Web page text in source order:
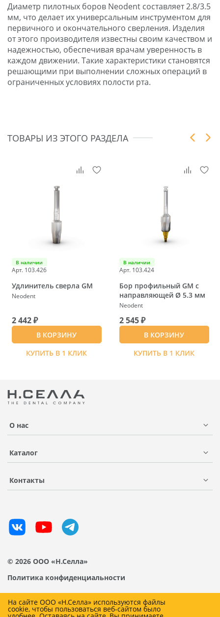
Диаметр пилотных боров Neodent составляет 2.8/3.5
мм, что делает их универсальным инструментом для
первичного и окончательного сверления. Изделия
от этого производителя известны своим качеством и
надежностью, обеспечивая врачам уверенность в
каждом движении. Такие характеристики становятся
решающими при выполнении сложных операций в
ограниченных условиях полости рта.
ТОВАРЫ ИЗ ЭТОГО РАЗДЕЛА
В наличии
Арт. 103.426
Удлинитель сверла GM
Neodent
2 442 ₽
В КОРЗИНУ
КУПИТЬ В 1 КЛИК
В наличии
Арт. 103.424
Бор профильный GМ с
направляющей Ø 5.3 мм
Neodent
2 545 ₽
В КОРЗИНУ
КУПИТЬ В 1 КЛИК
О нас
Каталог
Контакты
© 2026 ООО «Н.Селла»
Политика конфиденциальности
На сайте ООО «Н.Селла» используются файлы
cookie, чтобы пользоваться веб-сайтом было